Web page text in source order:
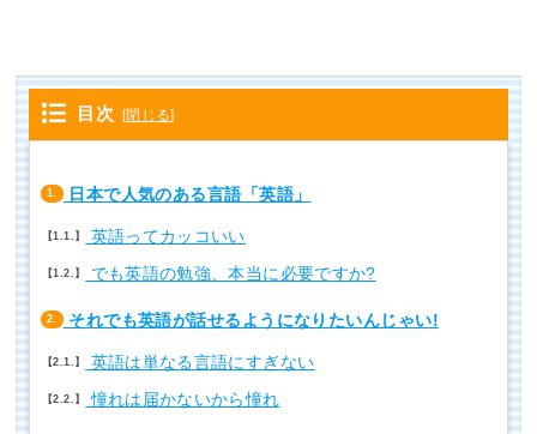
目次 [閉じる]
1. 日本で人気のある言語「英語」
1.1. 英語ってカッコいい
1.2. でも英語の勉強、本当に必要ですか?
2. それでも英語が話せるようになりたいんじゃい!
2.1. 英語は単なる言語にすぎない
2.2. 憧れは届かないから憧れ